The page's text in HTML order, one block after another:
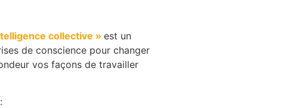
collective » est un
de conscience pour changer
vos façons de travailler